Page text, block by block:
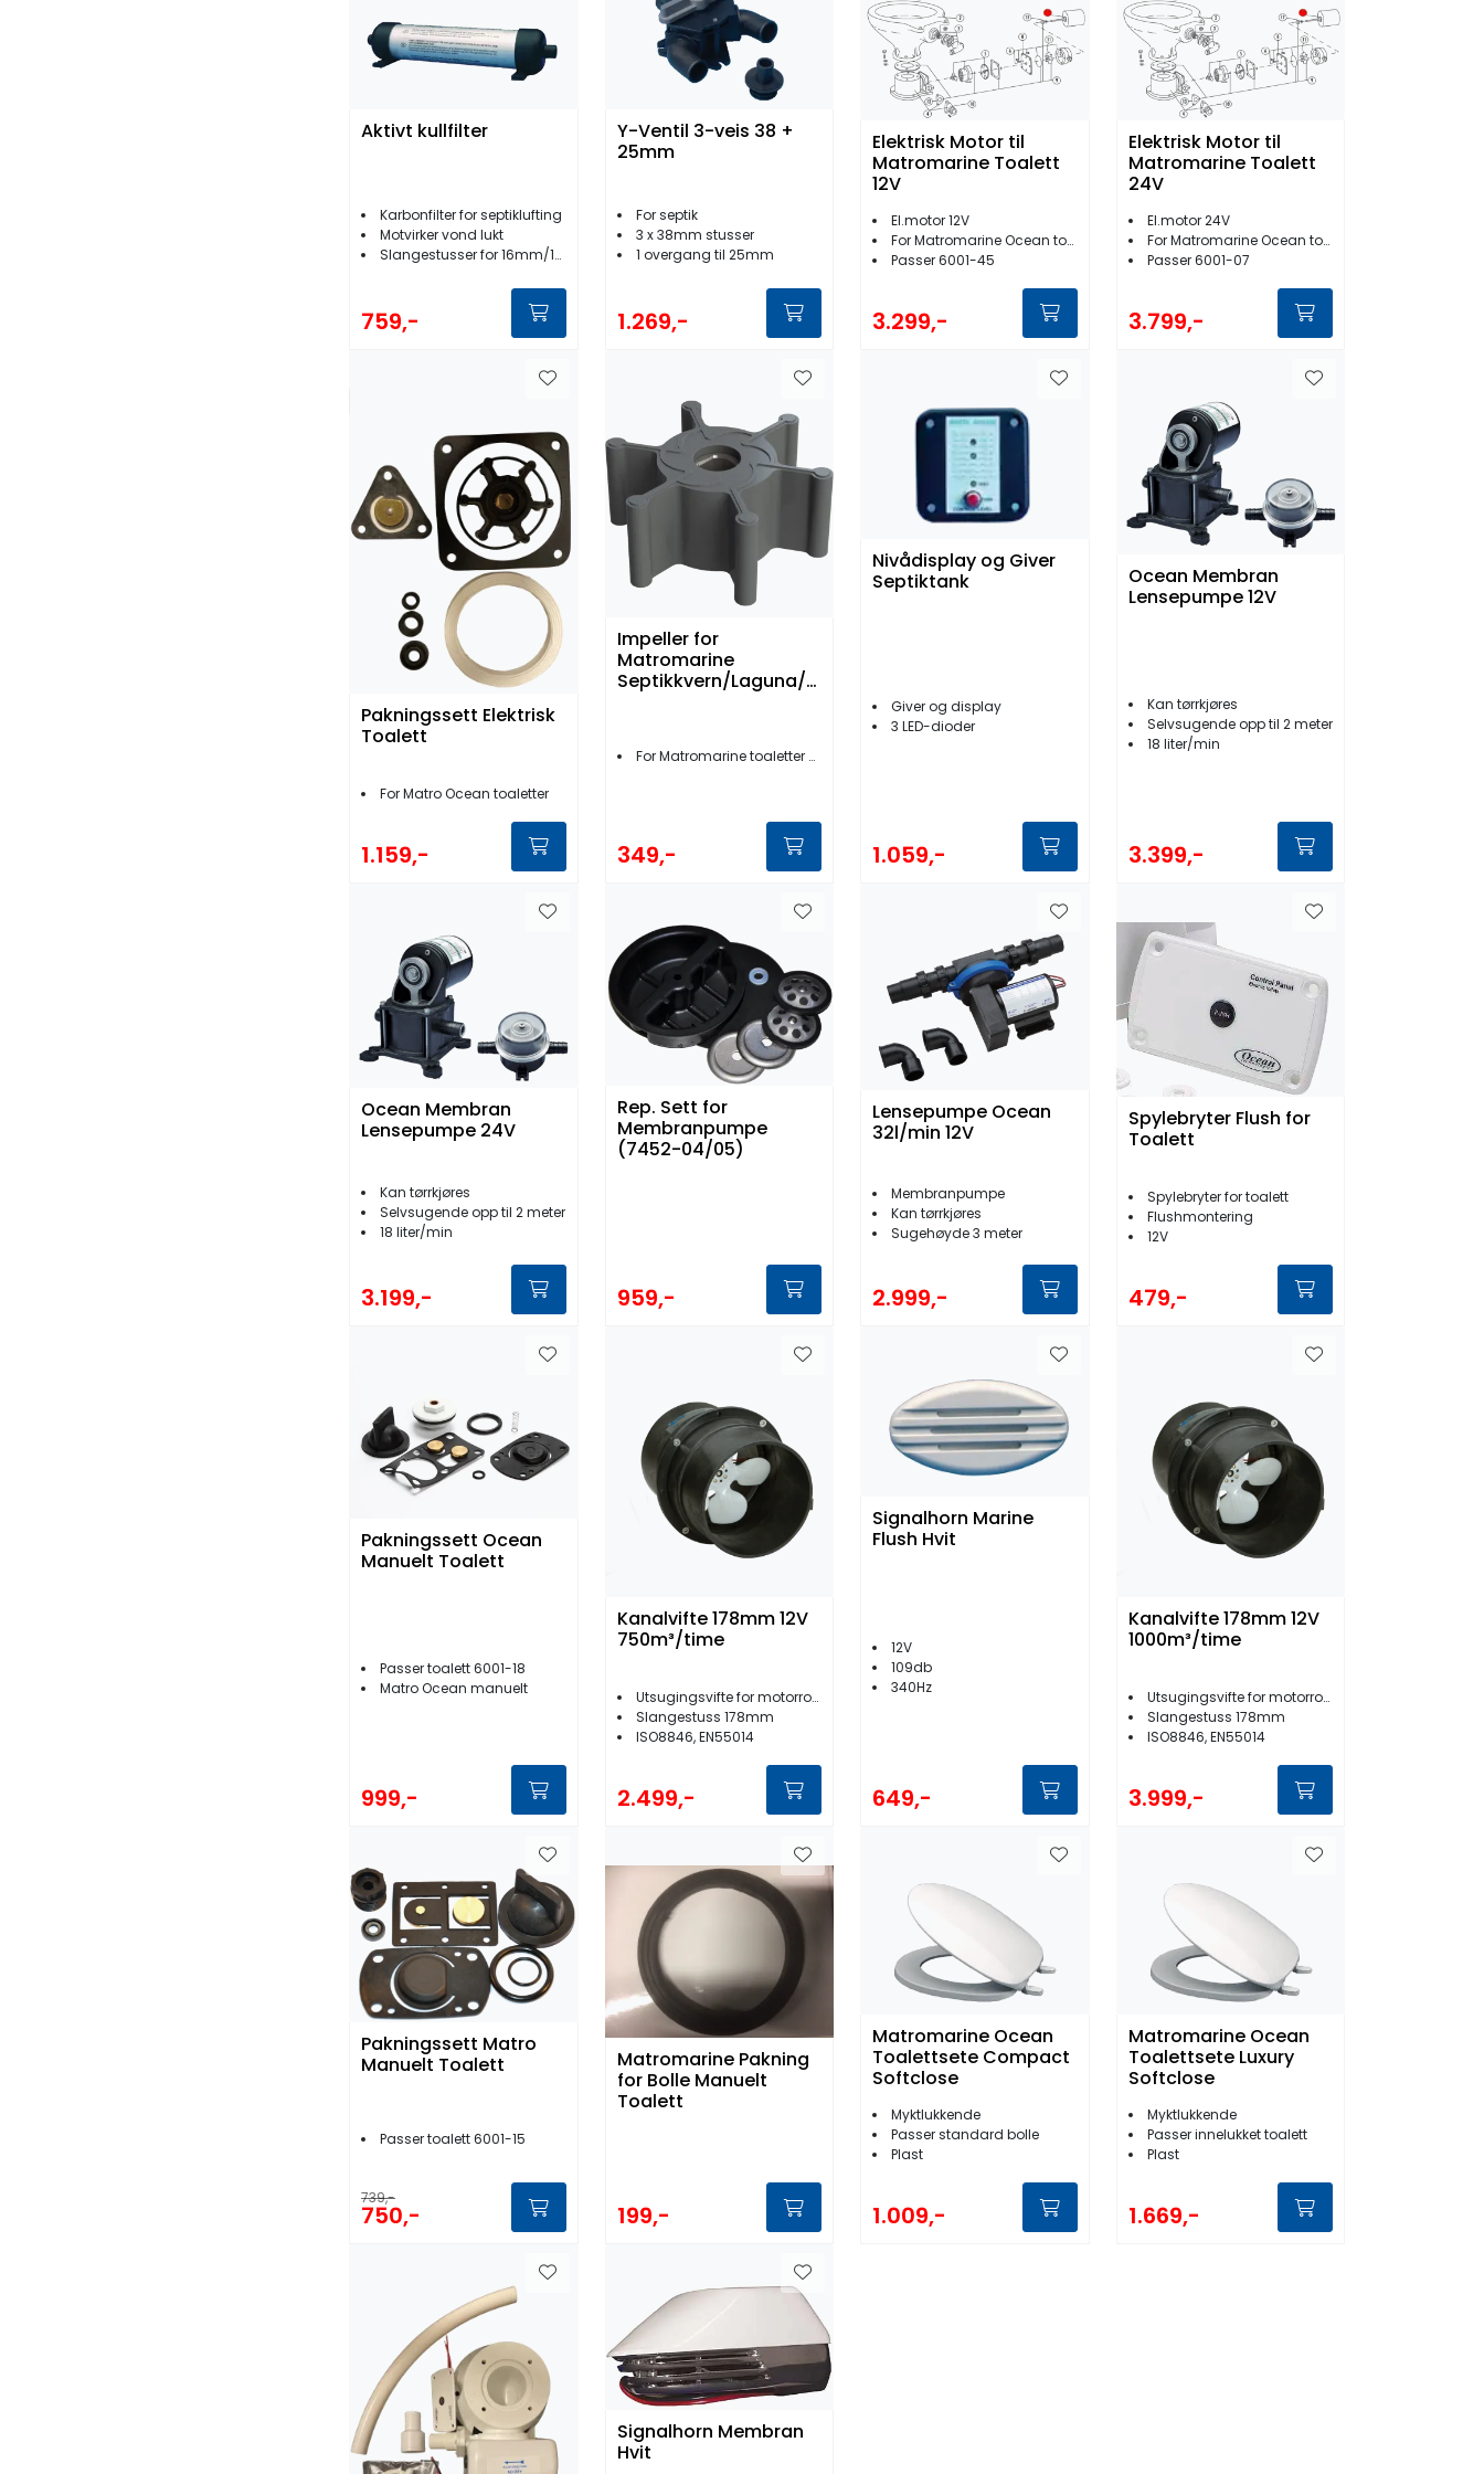
Aktivt kullfilter
Karbonfilter for septiklufting
Motvirker vond lukt
Slangestusser for 16mm/19mm/25mm
759,-
Y-Ventil 3-veis 38 +
25mm
For septik
3 x 38mm stusser
1 overgang til 25mm
1.269,-
Elektrisk Motor til
Matromarine Toalett
12V
El.motor 12V
For Matromarine Ocean toalett
Passer 6001-45
3.299,-
Elektrisk Motor til
Matromarine Toalett
24V
El.motor 24V
For Matromarine Ocean toalett
Passer 6001-07
3.799,-
Pakningssett Elektrisk
Toalett
For Matro Ocean toaletter
1.159,-
Impeller for
Matromarine
Septikkvern/Laguna/D
For Matromarine toaletter og kvern
349,-
Nivådisplay og Giver
Septiktank
Giver og display
3 LED-dioder
1.059,-
Ocean Membran
Lensepumpe 12V
Kan tørrkjøres
Selvsugende opp til 2 meter
18 liter/min
3.399,-
Ocean Membran
Lensepumpe 24V
Kan tørrkjøres
Selvsugende opp til 2 meter
18 liter/min
3.199,-
Rep. Sett for
Membranpumpe
(7452-04/05)
959,-
Lensepumpe Ocean
32l/min 12V
Membranpumpe
Kan tørrkjøres
Sugehøyde 3 meter
2.999,-
Spylebryter Flush for
Toalett
Spylebryter for toalett
Flushmontering
12V
479,-
Pakningssett Ocean
Manuelt Toalett
Passer toalett 6001-18
Matro Ocean manuelt
999,-
Kanalvifte 178mm 12V
750m³/time
Utsugingsvifte for motorrom/baderom
Slangestuss 178mm
ISO8846, EN55014
2.499,-
Signalhorn Marine
Flush Hvit
12V
109db
340Hz
649,-
Kanalvifte 178mm 12V
1000m³/time
Utsugingsvifte for motorrom/baderom
Slangestuss 178mm
ISO8846, EN55014
3.999,-
Pakningssett Matro
Manuelt Toalett
Passer toalett 6001-15
739,-
750,-
Matromarine Pakning
for Bolle Manuelt
Toalett
199,-
Matromarine Ocean
Toalettsete Compact
Softclose
Myktlukkende
Passer standard bolle
Plast
1.009,-
Matromarine Ocean
Toalettsete Luxury
Softclose
Myktlukkende
Passer innelukket toalett
Plast
1.669,-
Signalhorn Membran
Hvit